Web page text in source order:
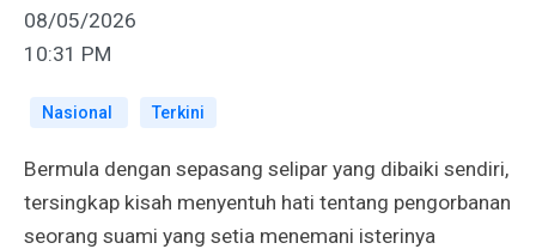
08/05/2026
10:31 PM
Nasional Terkini
Bermula dengan sepasang selipar yang dibaiki sendiri,
tersingkap kisah menyentuh hati tentang pengorbanan
seorang suami yang setia menemani isterinya